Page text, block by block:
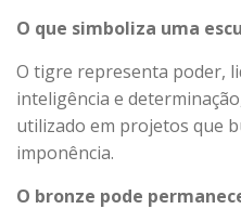
O que simboliza uma
O tigre representa poder,
inteligência e
utilizado em projetos que
imponência.
O bronze pode